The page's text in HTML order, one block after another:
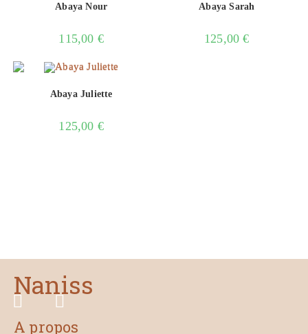
Abaya Nour
115,00 €
Abaya Sarah
125,00€
Abaya Juliette
125,00 €
Naniss
A propos